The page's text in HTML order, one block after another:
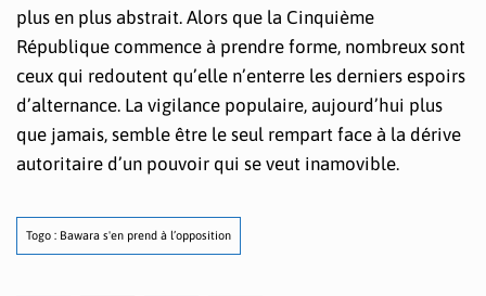
plus en plus abstrait. Alors que la Cinquième
République commence à prendre forme, nombreux sont
ceux qui redoutent qu’elle n’enterre les derniers espoirs
d’alternance. La vigilance populaire, aujourd’hui plus
que jamais, semble être le seul rempart face à la dérive
autoritaire d’un pouvoir qui se veut inamovible.
Togo : Bawara s'en prend à l’opposition